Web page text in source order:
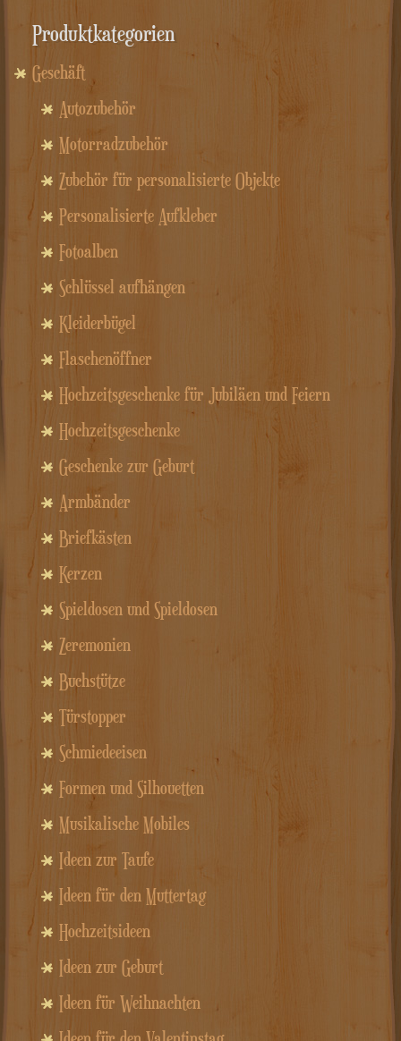
Produktkategorien
Geschäft
Autozubehör
Motorradzubehör
Zubehör für personalisierte Objekte
Personalisierte Aufkleber
Fotoalben
Schlüssel aufhängen
Kleiderbügel
Flaschenöffner
Hochzeitsgeschenke für Jubiläen und Feiern
Hochzeitsgeschenke
Geschenke zur Geburt
Armbänder
Briefkästen
Kerzen
Spieldosen und Spieldosen
Zeremonien
Buchstütze
Türstopper
Schmiedeeisen
Formen und Silhouetten
Musikalische Mobiles
Ideen zur Taufe
Ideen für den Muttertag
Hochzeitsideen
Ideen zur Geburt
Ideen für Weihnachten